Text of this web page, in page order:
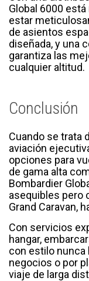
Global 6000
estar
de asientos
diseñada, y una
garantiza las
cualquier altitud.
Conclusión
Cuando se trata
aviación
opciones para
de gama alta
Bombardier
asequibles pero
Grand Caravan,
Con servicios
hangar,
con estilo nunca
negocios o por
viaje de larga